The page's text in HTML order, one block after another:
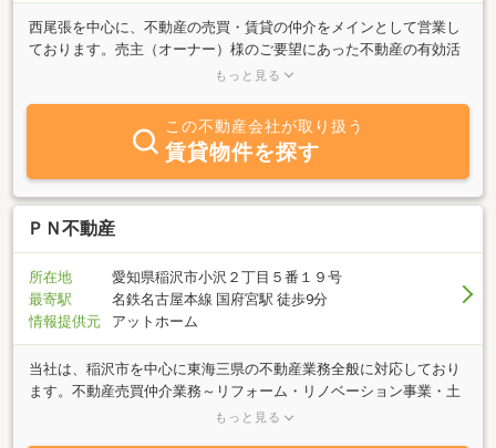
西尾張を中心に、不動産の売買・賃貸の仲介をメインとして営業し
ております。売主（オーナー）様のご要望にあった不動産の有効活
用・売却等を秘密厳守で安心サポートします。又、無料査定はもち
ってお客様の負担は一切ありません。又買主様には、お客様のご要
望を出来る限りお聞きし条件の近い物件を提供させて頂きます。
又、宅地だけでなく農地の売買も得意としております。宅地農地中
古住宅等の買い取りもいたします。お気軽にご相談下さい。
もっと見る
この不動産会社が取り扱う
賃貸物件を探す
ＰＮ不動産
所在地
愛知県稲沢市小沢２丁目５番１９号
最寄駅
名鉄名古屋本線 国府宮駅 徒歩9分
情報提供元
アットホーム
当社は、稲沢市を中心に東海三県の不動産業務全般に対応しており
ます。不動産売買仲介業務～リフォーム・リノベーション事業・土
地の有効活用まで、何でもお気軽にご相談ください。今までの不動
もっと見る